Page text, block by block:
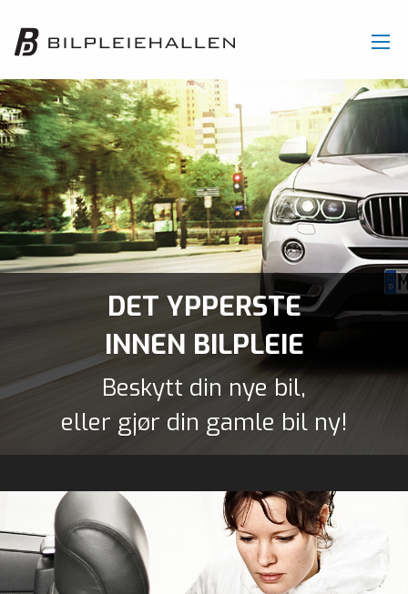
DET YPPERSTE
INNEN BILPLEIE
Beskytt din nye bil,
eller gjør din gamle bil ny!